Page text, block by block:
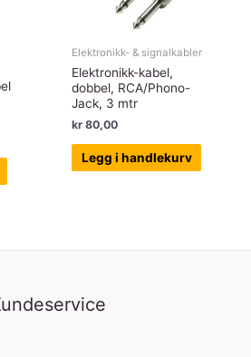
Elektronikk- & signalkabler
Elektronikk-kabel,
dobbel, RCA/Phono-
Jack, 3 mtr
kr 80,00
Legg i handlekurv